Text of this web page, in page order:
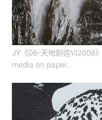
JY《06-天地創造Ⅵ2009
media on paper.